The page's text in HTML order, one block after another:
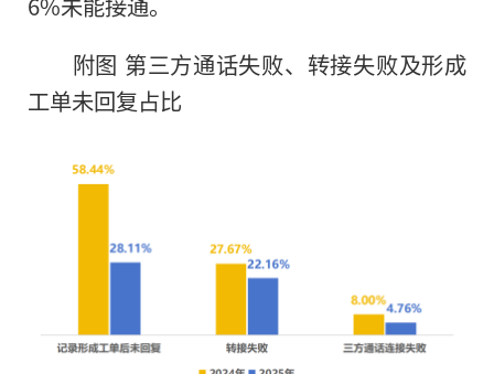
附图 第三方通话失败、转接失败及形成
工单未回复占比